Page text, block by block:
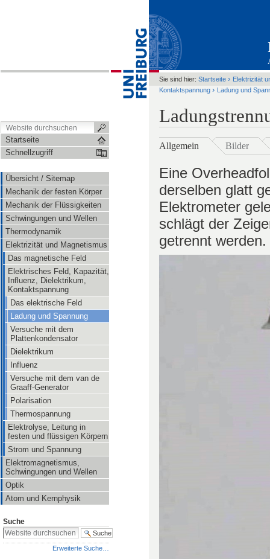
Startseite
Schnellzugriff
Übersicht / Sitemap
Mechanik der festen Körper
Mechanik der Flüssigkeiten
Schwingungen und Wellen
Thermodynamik
Elektrizität und Magnetismus
Das magnetische Feld
Elektrisches Feld, Kapazität,
Influenz, Dielektrikum,
Kontaktspannung
Das elektrische Feld
Ladung und Spannung
Versuche mit dem
Plattenkondensator
Dielektrikum
Influenz
Versuche mit dem van de
Graaff-Generator
Polarisation
Thermospannung
Elektrolyse, Leitung in
festen und flüssigen Körpern
Strom und Spannung
Elektromagnetismus,
Schwingungen und Wellen
Optik
Atom und Kernphysik
Suche
Erweiterte Suche…
Sie sind hier: Startseite › Elektrizität
Kontaktspannung › Ladung und
Allgemein Bilder
Eine
derselben glatt
Elektrometer
schlägt der
getrennt werden.